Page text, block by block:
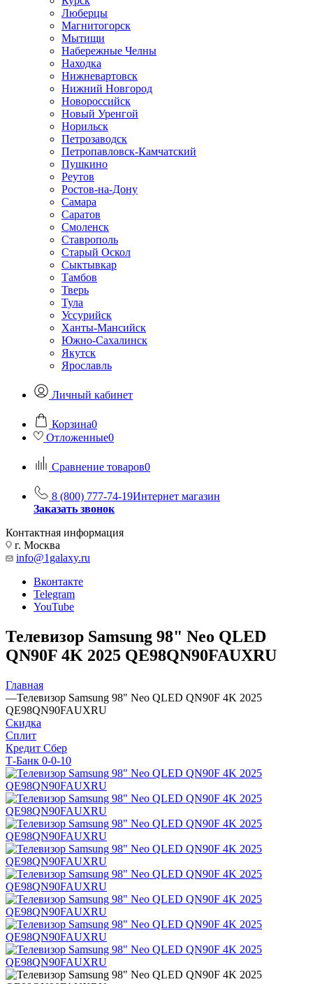
Люберцы
Магнитогорск
Мытищи
Набережные Челны
Находка
Нижневартовск
Нижний Новгород
Новороссийск
Новый Уренгой
Норильск
Петрозаводск
Петропавловск-Камчатский
Пушкино
Реутов
Ростов-на-Дону
Самара
Саратов
Смоленск
Ставрополь
Старый Оскол
Сыктывкар
Тамбов
Тверь
Тула
Уссурийск
Ханты-Мансийск
Южно-Сахалинск
Якутск
Ярославль
Личный кабинет
Корзина0
Отложенные0
Сравнение товаров0
8 (800) 777-74-19Интернет магазин
Заказать звонок
Контактная информация
г. Москва
info@1galaxy.ru
Вконтакте
Telegram
YouTube
Телевизор Samsung 98" Neo QLED
QN90F 4K 2025 QE98QN90FAUXRU
Главная
—Телевизор Samsung 98" Neo QLED QN90F 4K 2025
QE98QN90FAUXRU
Скидка
Сплит
Кредит Сбер
Т-Банк 0-0-10